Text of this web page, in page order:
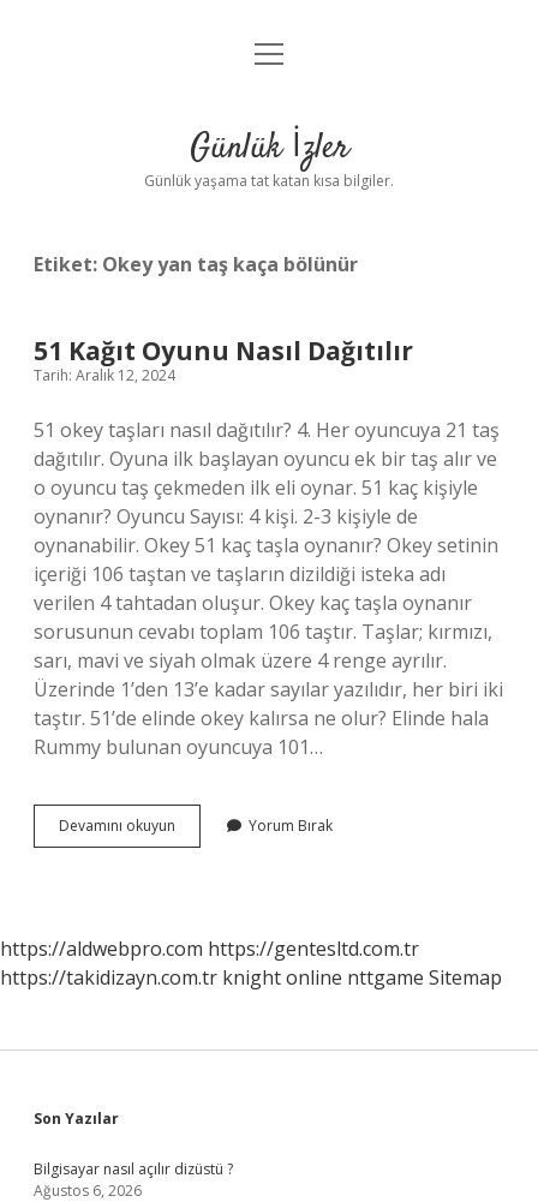
Anasayfa
Yasal Uyarı
menüyü
Günlük İzler
Günlük yaşama tat katan kısa bilgiler.
Etiket: Okey yan taş kaça bölünür
51 Kağıt Oyunu Nasıl Dağıtılır
Tarih: Aralık 12, 2024
51 okey taşları nasıl dağıtılır? 4. Her oyuncuya 21 taş
dağıtılır. Oyuna ilk başlayan oyuncu ek bir taş alır ve
o oyuncu taş çekmeden ilk eli oynar. 51 kaç kişiyle
oynanır? Oyuncu Sayısı: 4 kişi. 2-3 kişiyle de
oynanabilir. Okey 51 kaç taşla oynanır? Okey setinin
içeriği 106 taştan ve taşların dizildiği isteka adı
verilen 4 tahtadan oluşur. Okey kaç taşla oynanır
sorusunun cevabı toplam 106 taştır. Taşlar; kırmızı,
sarı, mavi ve siyah olmak üzere 4 renge ayrılır.
Üzerinde 1’den 13’e kadar sayılar yazılıdır, her biri iki
taştır. 51’de elinde okey kalırsa ne olur? Elinde hala
Rummy bulunan oyuncuya 101…
Devamını okuyun
Kağıt
Yorum Bırak
https://aldwebpro.com https://gentesltd.com.tr
https://takidizayn.com.tr knight online nttgame Sitemap
Sidebar
Son Yazılar
Bilgisayar nasıl açılır dizüstü ?
Ağustos 6, 2026